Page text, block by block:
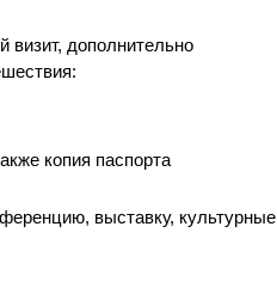
визит, дополнительно
копия паспорта
выставку, культурные